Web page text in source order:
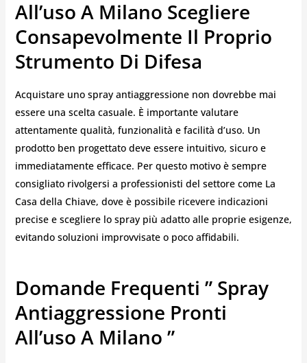
All’uso A Milano Scegliere
Consapevolmente Il Proprio
Strumento Di Difesa
Acquistare uno spray antiaggressione non dovrebbe mai
essere una scelta casuale. È importante valutare
attentamente qualità, funzionalità e facilità d’uso. Un
prodotto ben progettato deve essere intuitivo, sicuro e
immediatamente efficace. Per questo motivo è sempre
consigliato rivolgersi a professionisti del settore come La
Casa della Chiave, dove è possibile ricevere indicazioni
precise e scegliere lo spray più adatto alle proprie esigenze,
evitando soluzioni improvvisate o poco affidabili.
Domande Frequenti ” Spray
Antiaggressione Pronti
All’uso A Milano ”